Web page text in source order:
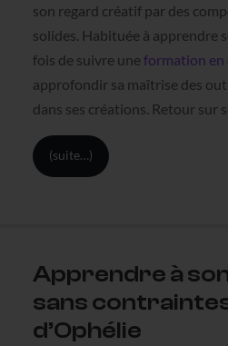
son regard créatif par des
solides. Habituée à apprendre
fois de suivre uneformation en
approfondir sa maîtrise des
dans ses créations. Retour sur
(suite…)
Apprendre à
sans
d’Ophélie